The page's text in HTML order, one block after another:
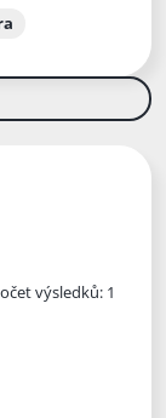
výsledků: 1